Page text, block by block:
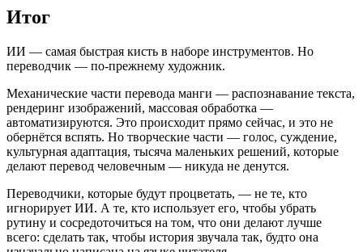
Итог
ИИ — самая быстрая кисть в наборе инструментов. Но
переводчик — по-прежнему художник.
Механические части перевода манги — распознавание текста,
рендеринг изображений, массовая обработка —
автоматизируются. Это происходит прямо сейчас, и это не
обернётся вспять. Но творческие части — голос, суждение,
культурная адаптация, тысяча маленьких решений, которые
делают перевод человечным — никуда не денутся.
Переводчики, которые будут процветать, — не те, кто
игнорирует ИИ. А те, кто использует его, чтобы убрать
рутину и сосредоточиться на том, что они делают лучше
всего: сделать так, чтобы история звучала так, будто она